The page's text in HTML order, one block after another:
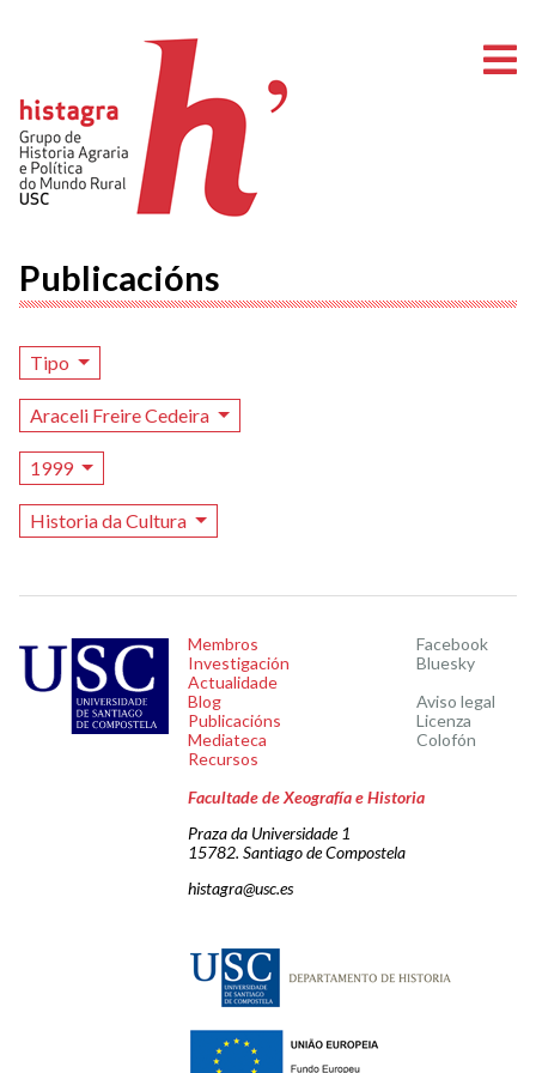
Publicacións
Tipo
Araceli Freire Cedeira
1999
Historia da Cultura
Membros
Investigación
Actualidade
Blog
Publicacións
Mediateca
Recursos
Facebook
Bluesky
Aviso legal
Licenza
Colofón
Facultade de Xeografía e Historia
Praza da Universidade 1
15782. Santiago de Compostela
histagra@usc.es